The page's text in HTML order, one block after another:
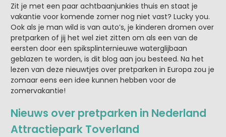
Zit je met een paar achtbaanjunkies thuis en staat je
vakantie voor komende zomer nog niet vast? Lucky you.
Ook als je man wild is van auto’s, je kinderen dromen over
pretparken of jij het wel ziet zitten om als een van de
eersten door een spiksplinternieuwe waterglijbaan
geblazen te worden, is dit blog aan jou besteed. Na het
lezen van deze nieuwtjes over pretparken in Europa zou je
zomaar eens een idee kunnen hebben voor de
zomervakantie!
Nieuws over pretparken in Nederland
Attractiepark Toverland